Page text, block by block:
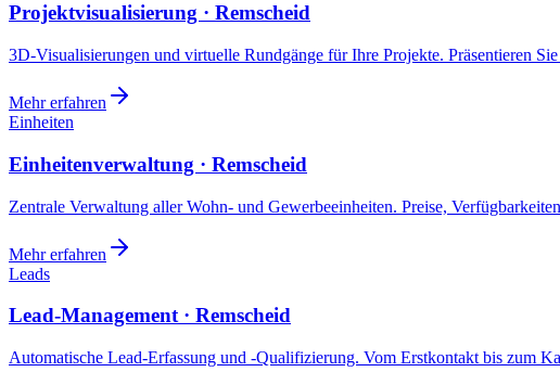
Projektvisualisierung · Remscheid
3D-Visualisierungen und virtuelle Rundgänge für Ihre Projekte. Präsentieren
Mehr erfahren
Einheiten
Einheitenverwaltung · Remscheid
Zentrale Verwaltung aller Wohn- und Gewerbeeinheiten. Preise,
Mehr erfahren
Leads
Lead-Management · Remscheid
Automatische Lead-Erfassung und -Qualifizierung. Vom Erstkontakt bis zum